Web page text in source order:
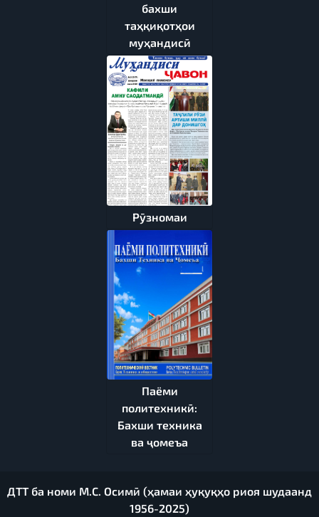
бахши
таҳқиқотҳои
муҳандисӣ
Рӯзномаи
Паёми
политехникӣ:
Бахши техника
ва ҷомеъа
ДТТ ба номи М.С. Осимӣ (ҳамаи ҳуқуқҳо риоя шудаанд
1956-2025)